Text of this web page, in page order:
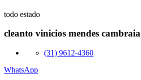
todo estado
cleanto vinicios mendes cambraia
(31) 9612-4360
WhatsApp